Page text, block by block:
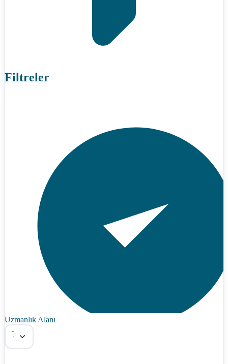
Filtreler
Uzmanlık Alanı
Tümü